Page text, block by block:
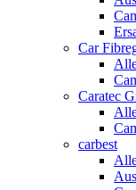
Car
Caratec
carbest